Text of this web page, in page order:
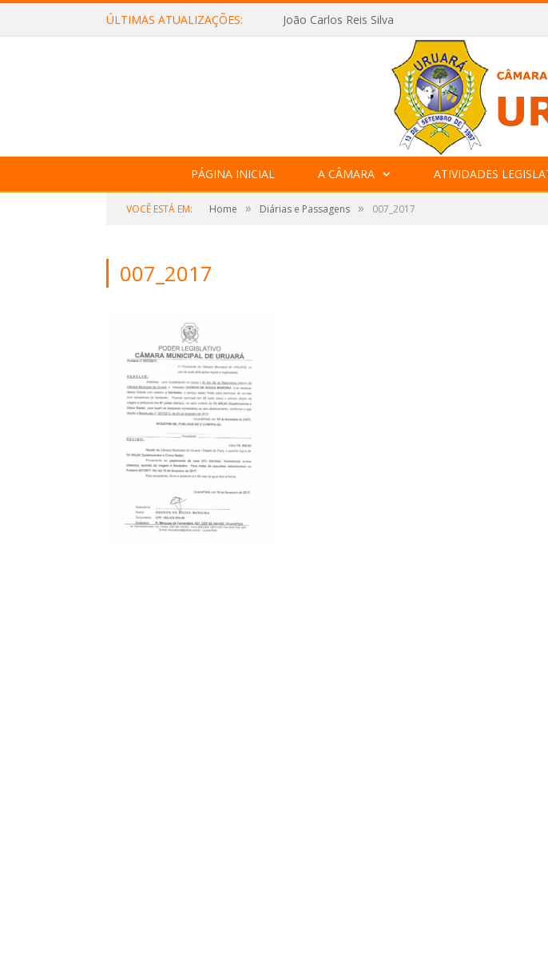
ÚLTIMAS ATUALIZAÇÕES: João Carlos Reis Silva
PÁGINA INICIAL A CÂMARA ATIVIDADES
VOCÊ ESTÁ EM: Home » Diárias e Passagens » 007_2017
007_2017